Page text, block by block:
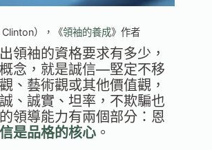
），《領袖的養成》作者
領袖的資格要求有多少，
念，就是誠信―堅定不移
、藝術觀或其他價值觀，
、誠實、坦率，不欺騙也
領導能力有兩個部分：恩
是品格的核心 。